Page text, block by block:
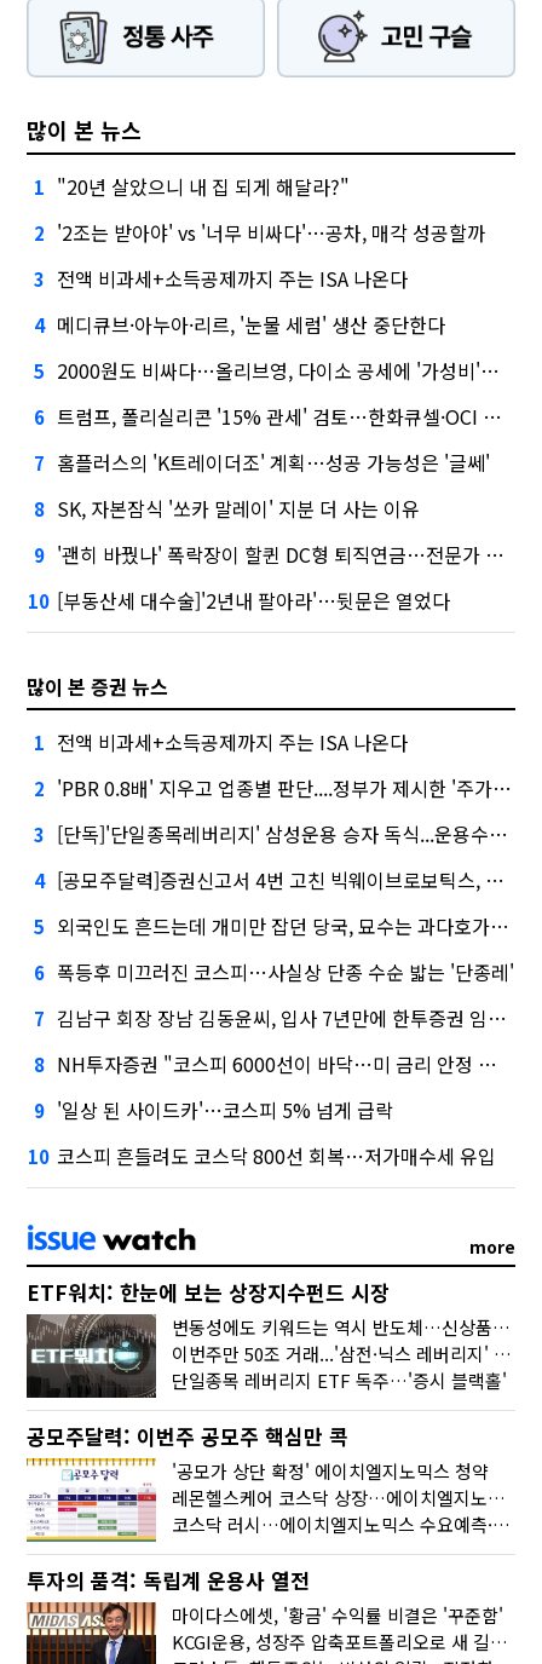
많이 본 뉴스
1 "20년 살았으니 내 집 되게 해달라?"
2 '2조는 받아야' vs '너무 비싸다'…공차, 매각 성공할까
3 전액 비과세+소득공제까지 주는 ISA 나온다
4 메디큐브·아누아·리르, '눈물 세럼' 생산 중단한다
5 2000원도 비싸다…올리브영, 다이소 공세에 '가성비'로 맞불
6 트럼프, 폴리실리콘 '15% 관세' 검토…한화큐셀·OCI 영향은?
7 홈플러스의 'K트레이더조' 계획…성공 가능성은 '글쎄'
8 SK, 자본잠식 '쏘카 말레이' 지분 더 사는 이유
9 '괜히 바꿨나' 폭락장이 할퀸 DC형 퇴직연금…전문가 조언은
10 [부동산세 대수술]'2년내 팔아라'…뒷문은 열었다
많이 본 증권 뉴스
1 전액 비과세+소득공제까지 주는 ISA 나온다
2 'PBR 0.8배' 지우고 업종별 판단....정부가 제시한 '주가 누르기' 방지법
3 [단독]'단일종목레버리지' 삼성운용 승자 독식...운용수익 미래에셋의 6배
4 [공모주달력]증권신고서 4번 고친 빅웨이브로보틱스, 수요예측
5 외국인도 흔드는데 개미만 잡던 당국, 묘수는 과다호가부담금?
6 폭등후 미끄러진 코스피…사실상 단종 수순 밟는 '단종레'
7 김남구 회장 장남 김동윤씨, 입사 7년만에 한투증권 임원 승진
8 NH투자증권 "코스피 6000선이 바닥…미 금리 안정 후 추가 회복"
9 '일상 된 사이드카'…코스피 5% 넘게 급락
10 코스피 흔들려도 코스닥 800선 회복…저가매수세 유입
more
ETF워치: 한눈에 보는 상장지수펀드 시장
변동성에도 키워드는 역시 반도체…신상품은 우주·방산
이번주만 50조 거래...'삼전·닉스 레버리지' 수익률은 -30%
단일종목 레버리지 ETF 독주…'증시 블랙홀'
공모주달력: 이번주 공모주 핵심만 콕
'공모가 상단 확정' 에이치엘지노믹스 청약
레몬헬스케어 코스닥 상장…에이치엘지노믹스 수요예측
코스닥 러시…에이치엘지노믹스 수요예측·레메디 청약
투자의 품격: 독립계 운용사 열전
마이다스에셋, '황금' 수익률 비결은 '꾸준함'
KCGI운용, 성장주 압축포트폴리오로 새 길을 그리다